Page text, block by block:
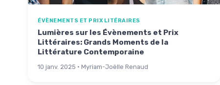
ÉVÈNEMENTS ET PRIX LITÉRAIRES
Lumières sur les Évènements et Prix
Littéraires: Grands Moments de la
Littérature Contemporaine
10 janv. 2025 · Myriam-Joëlle Renaud